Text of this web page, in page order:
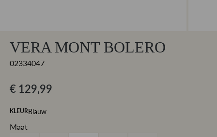
VERA MONT BOLERO
02334047
€ 129,99
KLEURBlauw
Maat